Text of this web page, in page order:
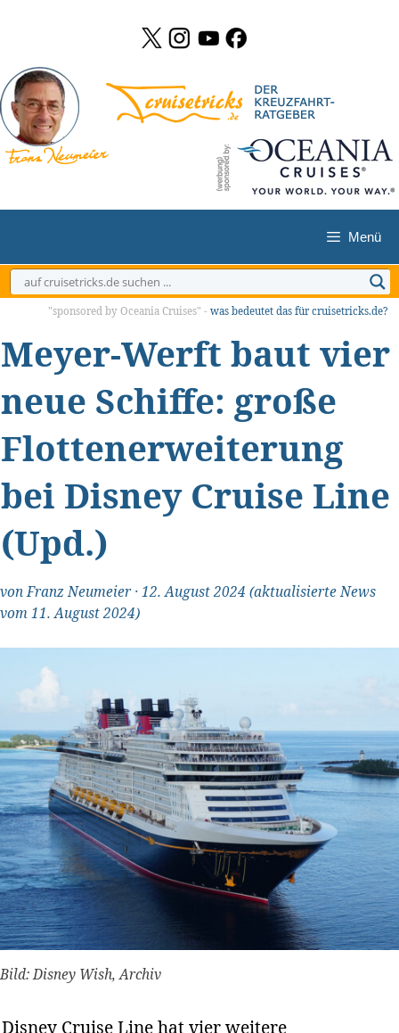
springen
Menü
"sponsored by Oceania Cruises" - was bedeutet das für cruisetricks.de?
Meyer-Werft baut vier
neue Schiffe: große
Flottenerweiterung
bei Disney Cruise Line
(Upd.)
vonFranz Neumeier·12. August 2024 (aktualisierte News
vom 11. August 2024)
Bild: Disney Wish, Archiv
Disney Cruise Line hat vier weitere